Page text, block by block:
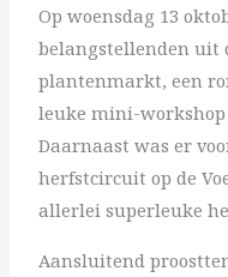
Op woensdag 13
belangstellenden uit
plantenmarkt, een
leuke mini-workshop
Daarnaast was er
herfstcircuit op de
allerlei superleuke
Aansluitend